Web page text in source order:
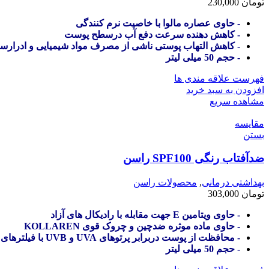
تومان
- حاوی عصاره مالوا با خاصیت نرم کنندگی
- کاهش دهنده سرعت دفع آب درسطح پوست
- کاهش التهاب پوستی ناشی از مصرف مواد شیمیایی و
- حجم 50 میلی لیتر
فهرست علاقه مندی ها
افزودن به سبد خرید
مشاهده سریع
مقایسه
بستن
ضدآفتاب رنگی SPF100 راسن
بهداشتی درمانی, محصولات راسن
تومان
- حاوی ویتامین E جهت مقابله با رادیکال های آزاد
- حاوی ماده موثره ضدچین و چروک قوی KOLLAREN
- محافظت از پوست دربرابر پرتوهای UVA و UVB با فیلترهای شیمیایی و فیزیکی
- حجم 50 میلی لیتر